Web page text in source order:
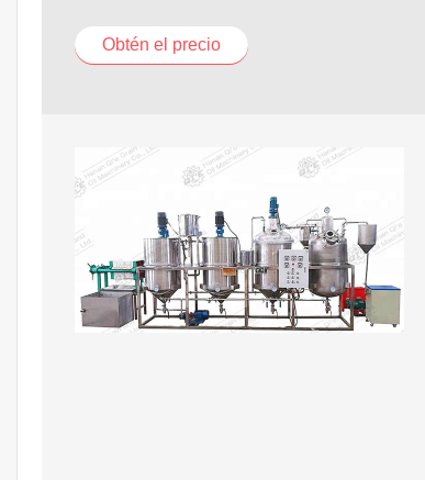
Obtén el precio